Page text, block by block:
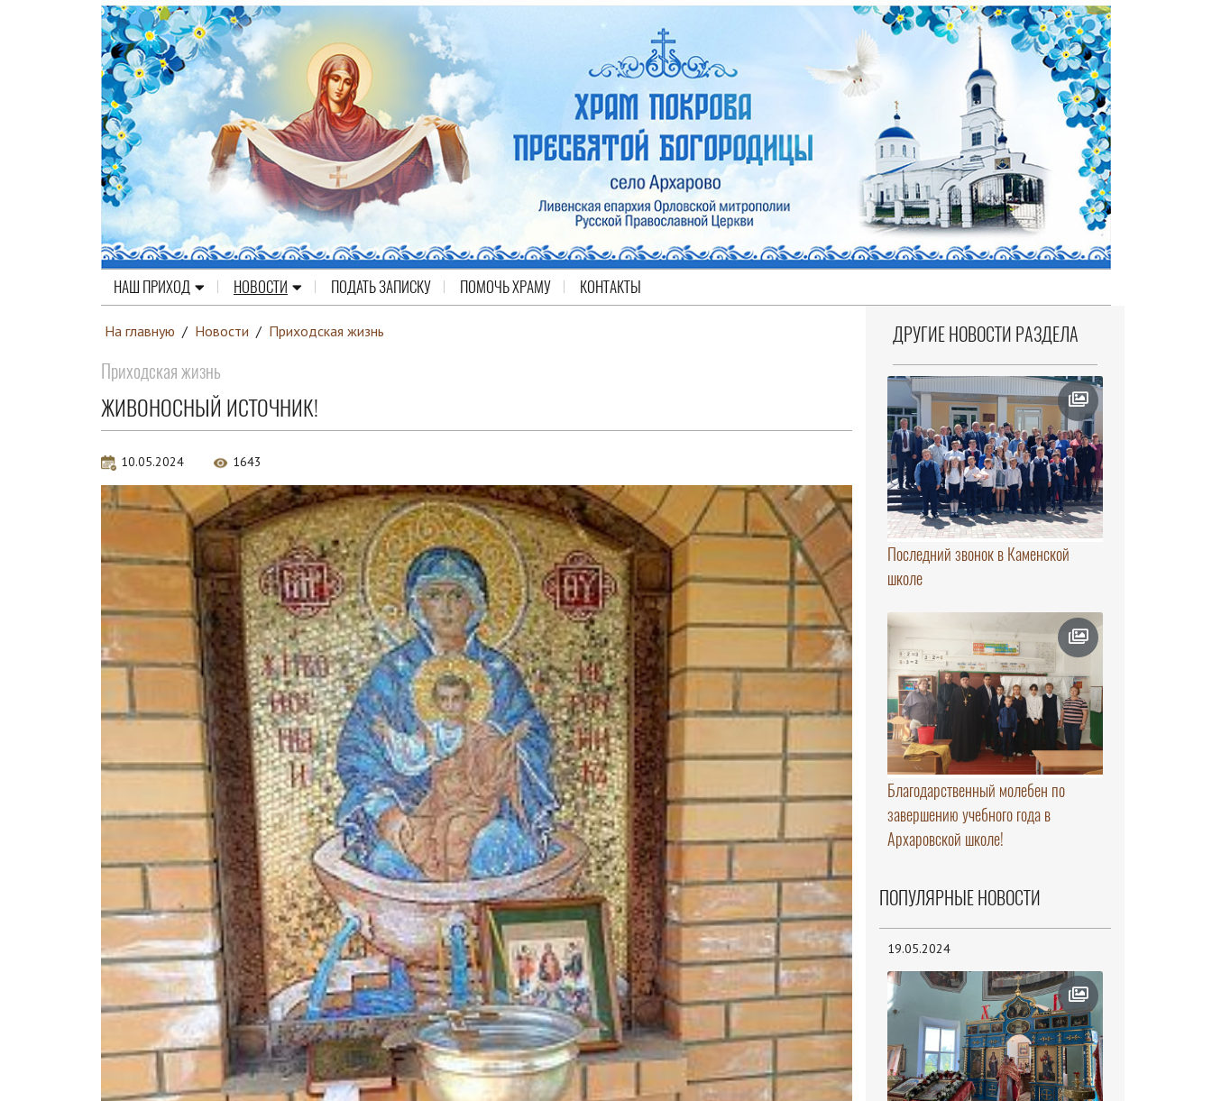
НАШ ПРИХОД НОВОСТИ ПОДАТЬ ЗАПИСКУ ПОМОЧЬ ХРАМУ КОНТАКТЫ
На главную / Новости / Приходская жизнь
Приходская жизнь
ЖИВОНОСНЫЙ ИСТОЧНИК!
10.05.2024 1643
ДРУГИЕ НОВОСТИ РАЗДЕЛА
Последний звонок в Каменской
школе
Благодарственный молебен по
завершению учебного года в
Архаровской школе!
ПОПУЛЯРНЫЕ НОВОСТИ
19.05.2024